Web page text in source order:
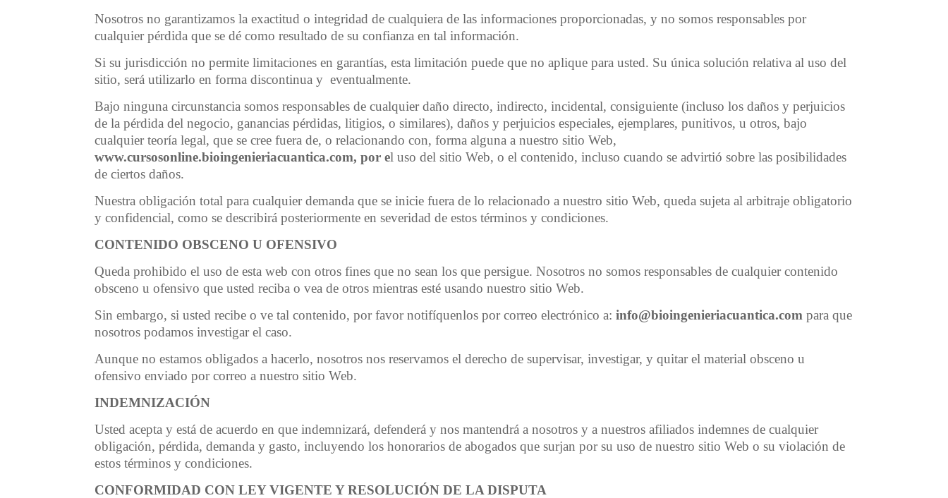
Nosotros no garantizamos la exactitud o integridad de cualquiera de las informaciones proporcionadas, y no somos responsables por
cualquier pérdida que se dé como resultado de su confianza en tal información.
Si su jurisdicción no permite limitaciones en garantías, esta limitación puede que no aplique para usted. Su única solución relativa al uso del
sitio, será utilizarlo en forma discontinua y eventualmente.
Bajo ninguna circunstancia somos responsables de cualquier daño directo, indirecto, incidental, consiguiente (incluso los daños y perjuicios
de la pérdida del negocio, ganancias pérdidas, litigios, o similares), daños y perjuicios especiales, ejemplares, punitivos, u otros, bajo
cualquier teoría legal, que se cree fuera de, o relacionando con, forma alguna a nuestro sitio Web,
www.cursosonline.bioingenieriacuantica.com,por el uso del sitio Web, o el contenido, incluso cuando se advirtió sobre las posibilidades
de ciertos daños.
Nuestra obligación total para cualquier demanda que se inicie fuera de lo relacionado a nuestro sitio Web, queda sujeta al arbitraje obligatorio
y confidencial, como se describirá posteriormente en severidad de estos términos y condiciones.
CONTENIDO OBSCENO U OFENSIVO
Queda prohibido el uso de esta web con otros fines que no sean los que persigue. Nosotros no somos responsables de cualquier contenido
obsceno u ofensivo que usted reciba o vea de otros mientras esté usando nuestro sitio Web.
Sin embargo, si usted recibe o ve tal contenido, por favor notifíquenlos por correo electrónico a:info@bioingenieriacuantica.com para que
nosotros podamos investigar el caso.
Aunque no estamos obligados a hacerlo, nosotros nos reservamos el derecho de supervisar, investigar, y quitar el material obsceno u
ofensivo enviado por correo a nuestro sitio Web.
INDEMNIZACIÓN
Usted acepta y está de acuerdo en que indemnizará, defenderá y nos mantendrá a nosotros y a nuestros afiliados indemnes de cualquier
obligación, pérdida, demanda y gasto, incluyendo los honorarios de abogados que surjan por su uso de nuestro sitio Web o su violación de
estos términos y condiciones.
CONFORMIDAD CON LEY VIGENTE Y RESOLUCIÓN DE LA DISPUTA